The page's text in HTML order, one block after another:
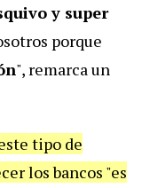
y super
porque
", remarca un
tipo de
los bancos "es